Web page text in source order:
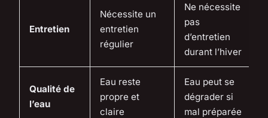
Entretien
Nécessite un
entretien
régulier
Ne nécessite
pas
d’entretien
durant l’hiver
Qualité de
l’eau
Eau reste
propre et
claire
Eau peut se
dégrader si
mal préparée